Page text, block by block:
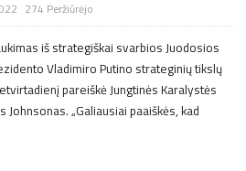
274 Peržiūrėjo
iš strategiškai svarbios Juodosios
Vladimiro Putino strateginių tikslų
pareiškė Jungtinės Karalystės
„Galiausiai paaiškės, kad